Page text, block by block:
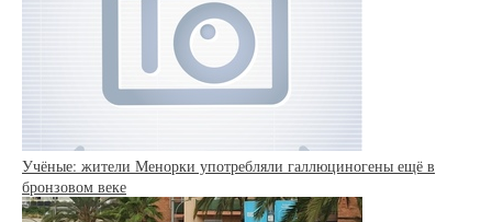
Учёные: жители Менорки употребляли галлюциногены ещё в
бронзовом веке